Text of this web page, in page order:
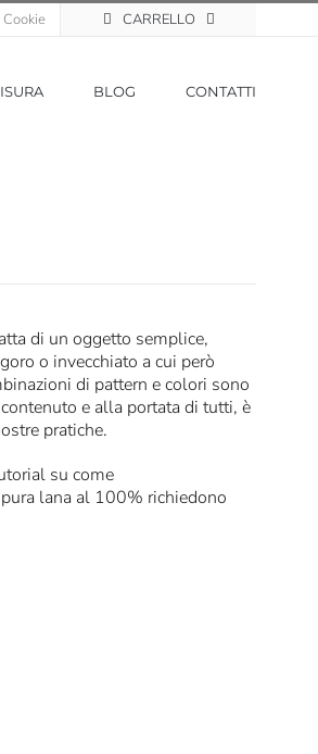
CARRELLO
BLOG CONTATTI
di un oggetto semplice,
o invecchiato a cui però
di pattern e colori sono
e alla portata di tutti, è
pratiche.
su come
lana al 100% richiedono